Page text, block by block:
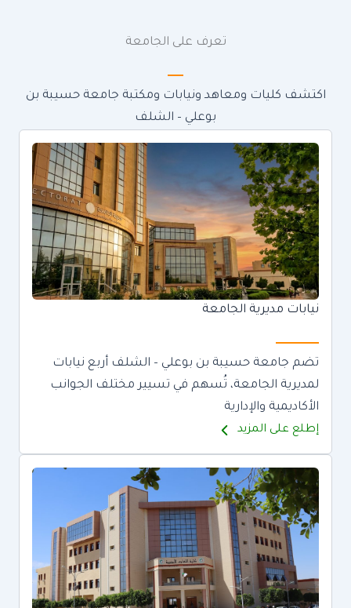
تعرف على الجامعة
اكتشف كليات ومعاهد ونيابات ومكتبة جامعة حسيبة بن
بوعلي – الشلف
نيابات مديرية الجامعة
تضم جامعة حسيبة بن بوعلي – الشلف أربع نيابات
لمديرية الجامعة، تُسهم في تسيير مختلف الجوانب
الأكاديمية والإدارية
إطلع على المزيد